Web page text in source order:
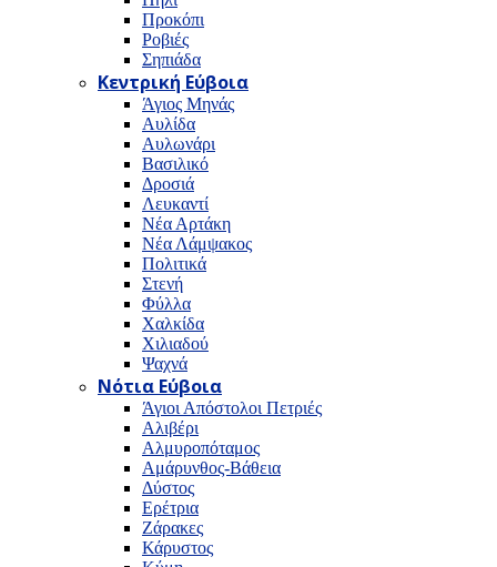
Προκόπι
Ροβιές
Σηπιάδα
Κεντρική Εύβοια
Άγιος Μηνάς
Αυλίδα
Αυλωνάρι
Βασιλικό
Δροσιά
Λευκαντί
Νέα Αρτάκη
Νέα Λάμψακος
Πολιτικά
Στενή
Φύλλα
Χαλκίδα
Χιλιαδού
Ψαχνά
Νότια Εύβοια
Άγιοι Απόστολοι Πετριές
Αλιβέρι
Αλμυροπόταμος
Αμάρυνθος-Βάθεια
Δύστος
Ερέτρια
Ζάρακες
Κάρυστος